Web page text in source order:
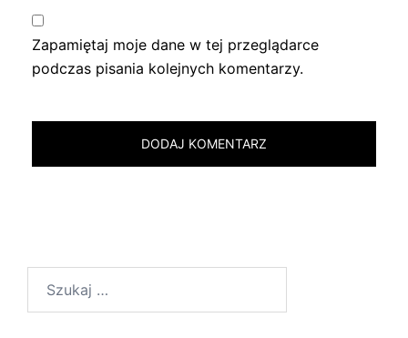
Zapamiętaj moje dane w tej przeglądarce
podczas pisania kolejnych komentarzy.